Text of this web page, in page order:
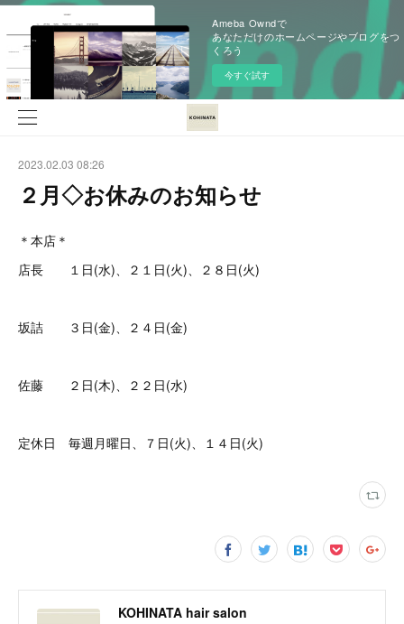
Ameba Owndで
あなただけのホームページやブログをつ
くろう
今すぐ試す
2023.02.03 08:26
２月◇お休みのお知らせ
＊本店＊
店長 １日(水)、２１日(火)、２８日(火)
坂詰 ３日(金)、２４日(金)
佐藤 ２日(木)、２２日(水)
定休日 毎週月曜日、７日(火)、１４日(火)
KOHINATA hair salon